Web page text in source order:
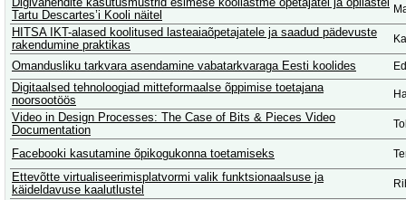
Digivahendite kasutusmustrid esimese kooliastme õpetajatel ja õpilastel
Tartu Descartes’i Kooli näitel
HITSA IKT-alased koolitused lasteaiaõpetajatele ja saadud pädevuste
rakendumine praktikas
Omandusliku tarkvara asendamine vabatarkvaraga Eesti koolides
Digitaalsed tehnoloogiad mitteformaalse õppimise toetajana
noorsootöös
Video in Design Processes: The Case of Bits & Pieces Video
Documentation
Facebooki kasutamine õpikogukonna toetamiseks
Ettevõtte virtualiseerimisplatvormi valik funktsionaalsuse ja
käideldavuse kaalutlustel